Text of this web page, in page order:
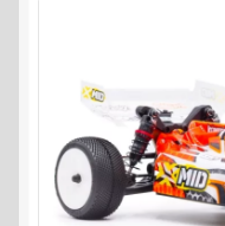
Datenschutzerklärung
Impressum